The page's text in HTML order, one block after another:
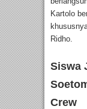
Kartolo
Ridho.
Siswa
Crew